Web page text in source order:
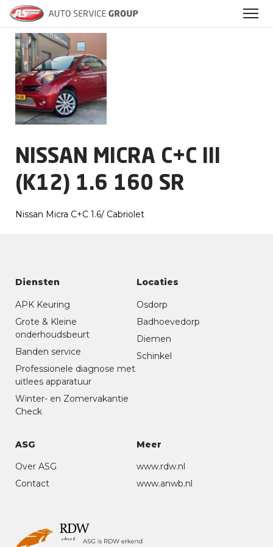
Archieven
NISSAN MICRA C+C III
(K12) 1.6 160 SR
Nissan Micra C+C 1.6/ Cabriolet
Diensten
APK Keuring
Grote & Kleine
onderhoudsbeurt
Banden service
Professionele diagnose met
uitlees apparatuur
Winter- en Zomervakantie
Check
Locaties
Osdorp
Badhoevedorp
Diemen
Schinkel
ASG
Over ASG
Contact
Meer
www.rdw.nl
www.anwb.nl